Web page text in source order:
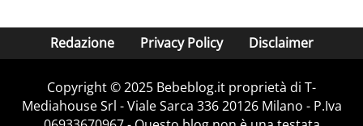
Redazione Privacy Policy Disclaimer
Copyright © 2025 Bebeblog.it proprietà di T-
Mediahouse Srl - Viale Sarca 336 20126 Milano - P.Iva